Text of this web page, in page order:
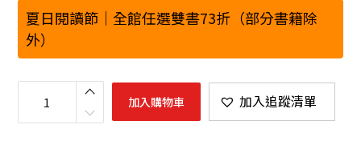
夏日閱讀節｜全館任選雙書73折（部分書籍除
外）
自
文
加入購物車 加入追蹤清單